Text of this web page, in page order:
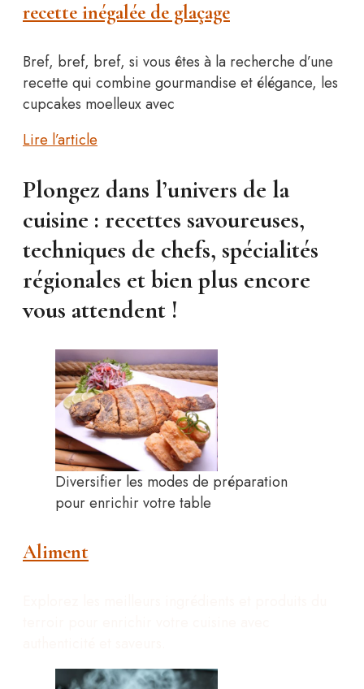
recette inégalée de glaçage
Bref, bref, bref, si vous êtes à la recherche d’une
recette qui combine gourmandise et élégance, les
cupcakes moelleux avec
Lire l’article
Plongez dans l’univers de la
cuisine : recettes savoureuses,
techniques de chefs, spécialités
régionales et bien plus encore
vous attendent !
Diversifier les modes de préparation
pour enrichir votre table
Aliment